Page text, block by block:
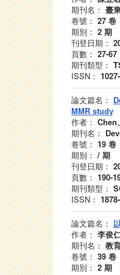
期刊名： 臺
卷號： 27 卷
期別： 2 期
刊登日期：
頁數： 27-67
期刊類型：
ISSN：
論文篇名：
MMR study
作者： Chen
期刊名：
卷號： 19 卷
期別： / 期
刊登日期：
頁數： 190-
期刊類型：
ISSN：
論文篇名：
作者： 李俊
期刊名： 教
卷號： 39 卷
期別： 2 期